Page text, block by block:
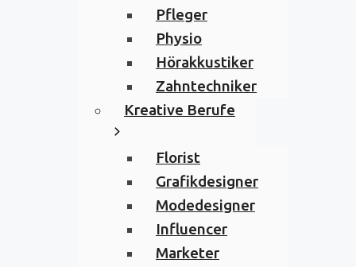
Pfleger
Physio
Hörakkustiker
Zahntechniker
Kreative Berufe
Florist
Grafikdesigner
Modedesigner
Influencer
Marketer